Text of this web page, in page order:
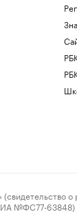
о
№ФС77-63848)